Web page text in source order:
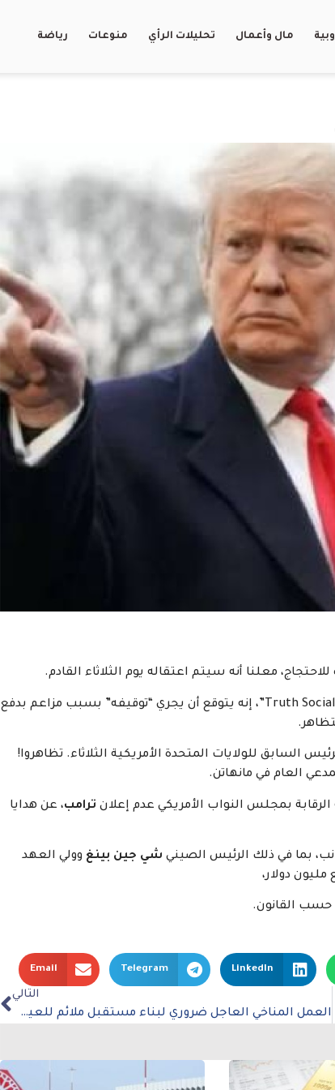
مال وأعمال تحليلات الرأي منوعات رياضة
معلنا أنه سيتم اعتقاله يوم الثلاثاء القادم.
وقال ترامب في منشور له على حسابه في منصته الاجتماعية “Truth Social”، إنه يتوقع أن يجري “توقيفه” بسبب مزاعم بدفع
السابق للولايات المتحدة الأمريكية الثلاثاء. تظاهروا!
العام في مانهاتن.
بمجلس النواب الأمريكي عدم إعلان ترامب، عن هدايا
شي جين بينغ وولي العهد
مليون دولار،
حسب القانون.
LinkedIn
Telegram
Email
التالي
العمل المناخي العاجل ضروري لبناء مستقبل ملائم للعيش